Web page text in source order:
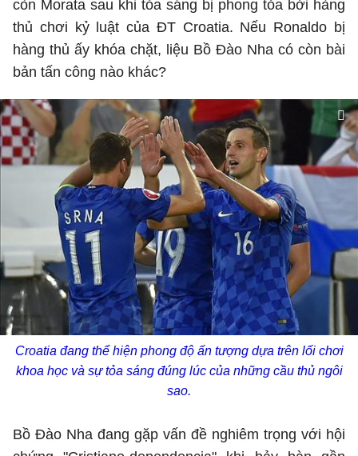
còn Morata sau khi tỏa sáng bị phong tỏa bởi hàng
thủ chơi kỷ luật của ĐT Croatia. Nếu Ronaldo bị
hàng thủ ấy khóa chặt, liệu Bồ Đào Nha có còn bài
bản tấn công nào khác?
Croatia đang thể hiện phong độ ấn tượng dựa trên lối chơi
khoa học và sự tỏa sáng đúng lúc của những cầu thủ ngôi
sao.
Bồ Đào Nha đang gặp vấn đề nghiêm trọng với hội